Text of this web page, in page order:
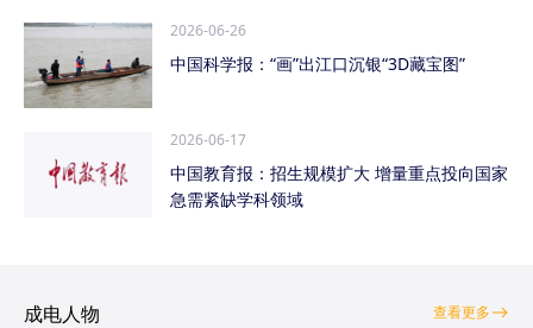
2026-06-26
中国科学报：“画”出江口沉银“3D藏宝图”
2026-06-17
中国教育报：招生规模扩大 增量重点投向国家
急需紧缺学科领域
成电人物 查看更多